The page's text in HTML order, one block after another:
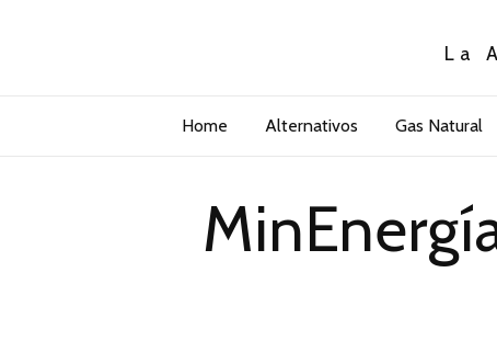
La
Home Alternativos Gas Natural